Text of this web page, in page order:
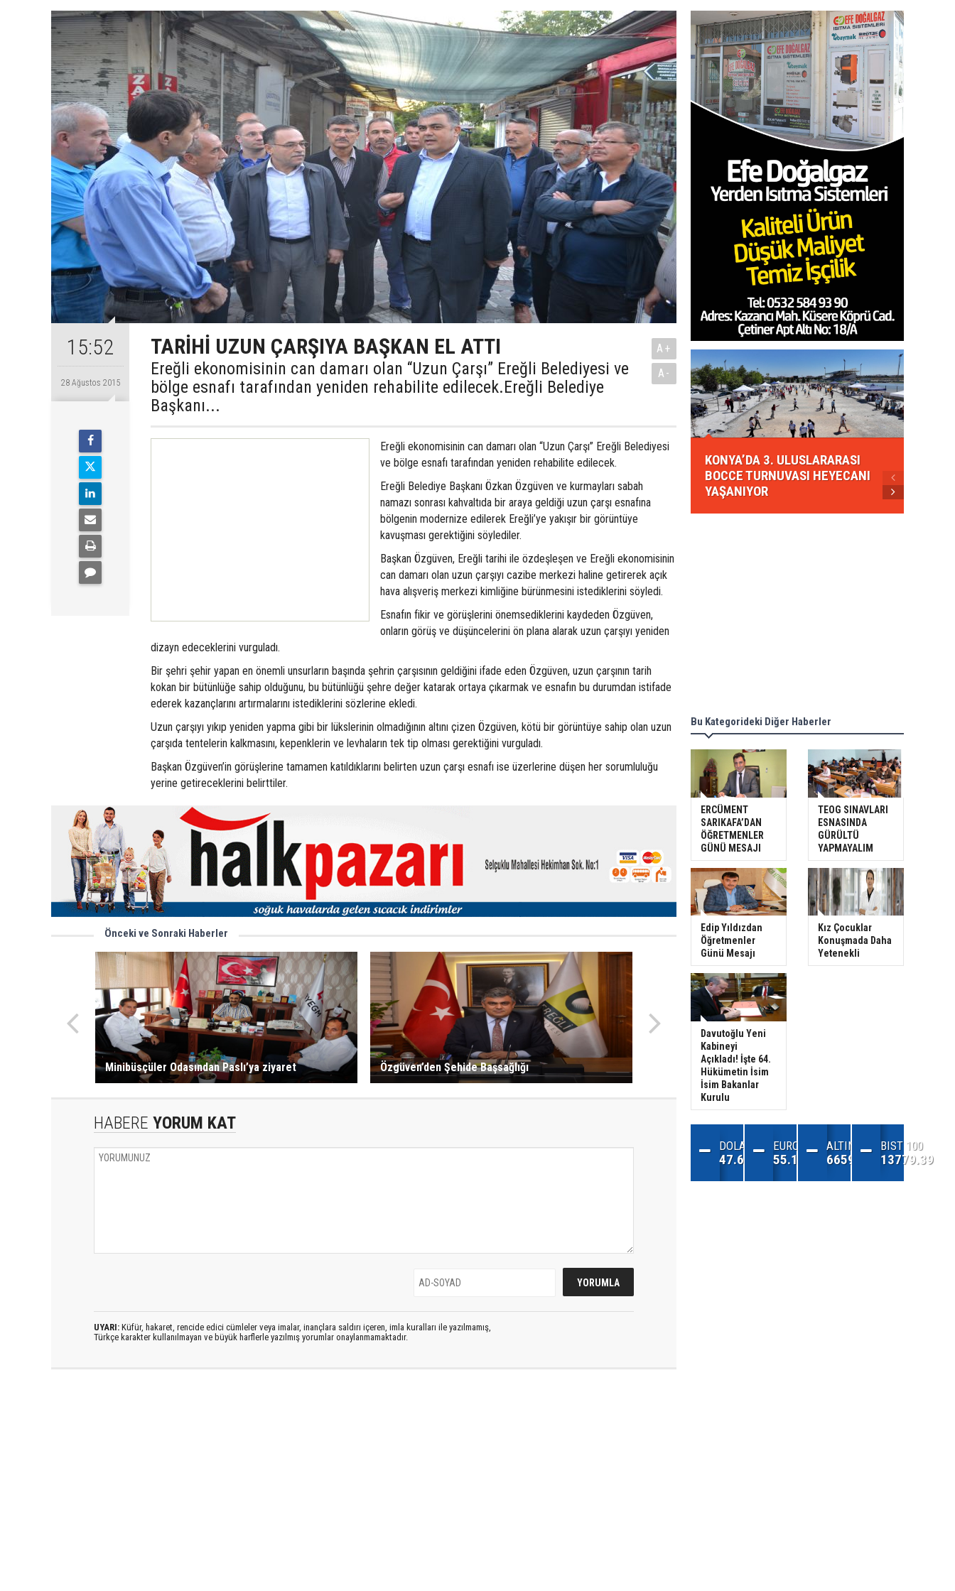
15:52
28 Ağustos 2015
TARİHİ UZUN ÇARŞIYA BAŞKAN EL ATTI
Ereğli ekonomisinin can damarı olan “Uzun Çarşı” Ereğli Belediyesi ve
bölge esnafı tarafından yeniden rehabilite edilecek.Ereğli Belediye
Başkanı...
A+
A-
Ereğli ekonomisinin can damarı olan “Uzun Çarşı” Ereğli Belediyesi
ve bölge esnafı tarafından yeniden rehabilite edilecek.
Ereğli Belediye Başkanı Özkan Özgüven ve kurmayları sabah
namazı sonrası kahvaltıda bir araya geldiği uzun çarşı esnafına
bölgenin modernize edilerek Ereğli’ye yakışır bir görüntüye
kavuşması gerektiğini söylediler.
Başkan Özgüven, Ereğli tarihi ile özdeşleşen ve Ereğli ekonomisinin
can damarı olan uzun çarşıyı cazibe merkezi haline getirerek açık
hava alışveriş merkezi kimliğine bürünmesini istediklerini söyledi.
Esnafın fikir ve görüşlerini önemsediklerini kaydeden Özgüven,
onların görüş ve düşüncelerini ön plana alarak uzun çarşıyı yeniden
dizayn edeceklerini vurguladı.
Bir şehri şehir yapan en önemli unsurların başında şehrin çarşısının geldiğini ifade eden Özgüven, uzun çarşının tarih
kokan bir bütünlüğe sahip olduğunu, bu bütünlüğü şehre değer katarak ortaya çıkarmak ve esnafın bu durumdan istifade
ederek kazançlarını artırmalarını istediklerini sözlerine ekledi.
Uzun çarşıyı yıkıp yeniden yapma gibi bir lükslerinin olmadığının altını çizen Özgüven, kötü bir görüntüye sahip olan uzun
çarşıda tentelerin kalkmasını, kepenklerin ve levhaların tek tip olması gerektiğini vurguladı.
Başkan Özgüven’in görüşlerine tamamen katıldıklarını belirten uzun çarşı esnafı ise üzerlerine düşen her sorumluluğu
yerine getireceklerini belirttiler.
Önceki ve Sonraki Haberler
Minibüsçüler Odasından Paslı’ya ziyaret Özgüven’den Şehide Başsağlığı
HABERE YORUM KAT
UYARI: Küfür, hakaret, rencide edici cümleler veya imalar, inançlara saldırı içeren, imla kuralları ile yazılmamış,
Türkçe karakter kullanılmayan ve büyük harflerle yazılmış yorumlar onaylanmamaktadır.
KONYA’DA 3. ULUSLARARASI
BOCCE TURNUVASI HEYECANI
YAŞANIYOR
Bu Kategorideki Diğer Haberler
ERCÜMENT
SARIKAFA’DAN
ÖĞRETMENLER
GÜNÜ MESAJI
TEOG SINAVLARI
ESNASINDA
GÜRÜLTÜ
YAPMAYALIM
Edip Yıldızdan
Öğretmenler
Günü Mesajı
Kız Çocuklar
Konuşmada Daha
Yetenekli
Davutoğlu Yeni
Kabineyi
Açıkladı! İşte 64.
Hükümetin İsim
İsim Bakanlar
Kurulu
DOLAR
47.68
EURO
55.13
ALTIN
6659.71
BIST 100
13779.39